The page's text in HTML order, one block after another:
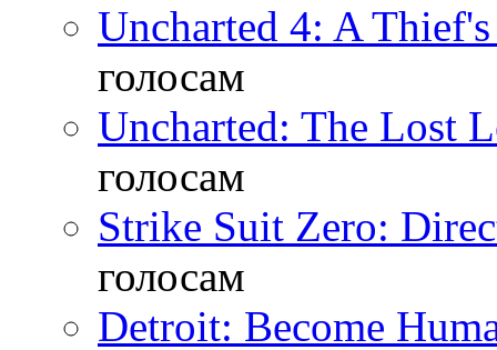
Uncharted 4: A
голосам
Uncharted: The Lost
голосам
Strike Suit Zero:
голосам
Detroit: Become